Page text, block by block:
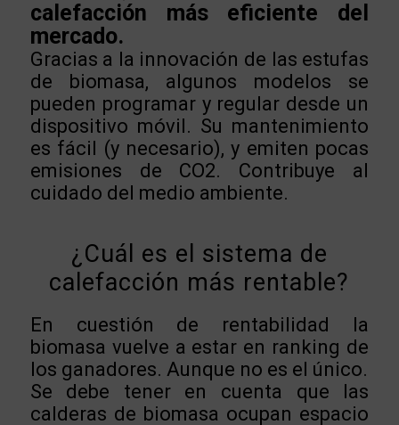
calefacción más eficiente del
mercado.
Gracias a la innovación de las estufas
de biomasa, algunos modelos se
pueden programar y regular desde un
dispositivo móvil. Su mantenimiento
es fácil (y necesario), y emiten pocas
emisiones de CO2. Contribuye al
cuidado del medio ambiente.
¿Cuál es el sistema de
calefacción más rentable?
En cuestión de rentabilidad la
biomasa vuelve a estar en ranking de
los ganadores. Aunque no es el único.
Se debe tener en cuenta que las
calderas de biomasa ocupan espacio